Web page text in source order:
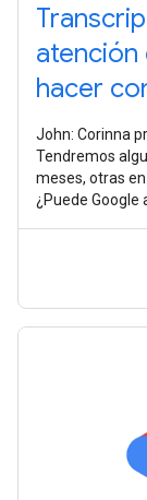
atención
hacer
John: Corinna
Tendremos
meses, otras
¿Puede Google